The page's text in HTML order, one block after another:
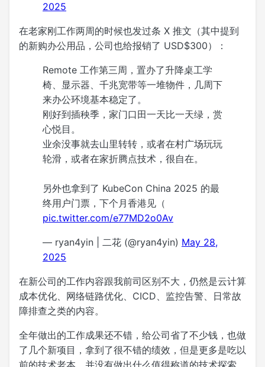
2025
在老家刚工作两周的时候也发过条 X 推文（其中提到
的新购办公用品，公司也给报销了 USD$300）：
Remote 工作第三周，置办了升降桌工学
椅、显示器、千兆宽带等一堆物件，几周下
来办公环境基本稳定了。
刚好到插秧季，家门口田一天比一天绿，赏
心悦目。
业余没事就去山里转转，或者在村广场玩玩
轮滑，或者在家折腾点技术，很自在。
另外也拿到了 KubeCon China 2025 的最
终用户门票，下个月香港见（
pic.twitter.com/e77MD2o0Av
— ryan4yin | 二花 (@ryan4yin) May 28,
2025
在新公司的工作内容跟我前司区别不大，仍然是云计算
成本优化、网络链路优化、CICD、监控告警、日常故
障排查之类的内容。
全年做出的工作成果还不错，给公司省了不少钱，也做
了几个新项目，拿到了很不错的绩效，但是更多是吃以